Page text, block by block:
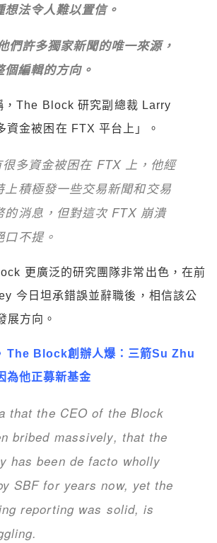
想法令人難以置信。
們許多獨家新聞的唯一來源，
個編輯的方向。
，The Block 研究副總裁 Larry
資金被困在 FTX 平台上」。
多資金被困在 FTX 上，他經
上積極發一些交易新聞和交易
的消息，但對這次 FTX 崩潰
口不提。
更廣泛的研究團隊非常出色，在前
今日坦承錯誤並辭職後，相信該公
展方向。
The Block創辦人爆：三箭Su Zhu
為他正募新基金
that the CEO of the Block
bribed massively, that the
has been de facto wholly
SBF for years now, yet the
reporting was solid, is